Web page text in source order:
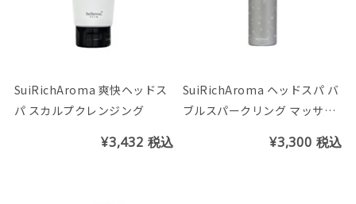
SuiRichAroma 爽快ヘッドス
パ スカルプクレンジング
¥3,432 税込
SuiRichAroma ヘッドスパ バ
ブルスパークリング マッサー
¥3,300 税込